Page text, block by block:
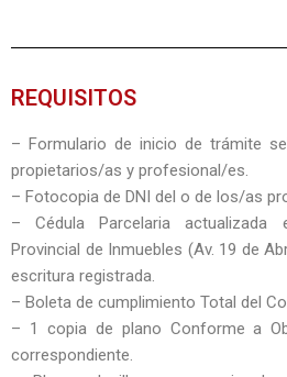
REQUISITOS
– Formulario de inicio de trámite
propietarios/as y profesional/es.
– Fotocopia de DNI del o de los/as
– Cédula Parcelaria actualizada
Provincial de Inmuebles (Av. 19 de
escritura registrada.
– Boleta de cumplimiento Total del
– 1 copia de plano Conforme a
correspondiente.